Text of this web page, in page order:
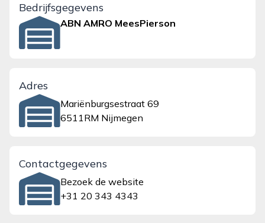
Bedrijfsgegevens
ABN AMRO MeesPierson
Adres
Mariënburgsestraat 69
6511RM Nijmegen
Contactgegevens
Bezoek de website
+31 20 343 4343